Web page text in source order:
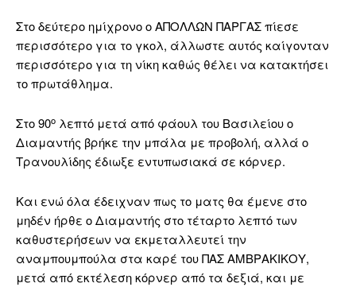
Στο δεύτερο ημίχρονο ο ΑΠΟΛΛΩΝ ΠΑΡΓΑΣ πίεσε
περισσότερο για το γκολ, άλλωστε αυτός καίγονταν
περισσότερο για τη νίκη καθώς θέλει να κατακτήσει
το πρωτάθλημα.
Στο 90ο λεπτό μετά από φάουλ του Βασιλείου ο
Διαμαντής βρήκε την μπάλα με προβολή, αλλά ο
Τρανουλίδης έδιωξε εντυπωσιακά σε κόρνερ.
Και ενώ όλα έδειχναν πως το ματς θα έμενε στο
μηδέν ήρθε ο Διαμαντής στο τέταρτο λεπτό των
καθυστερήσεων να εκμεταλλευτεί την
αναμπουμπούλα στα καρέ του ΠΑΣ ΑΜΒΡΑΚΙΚΟΥ,
μετά από εκτέλεση κόρνερ από τα δεξιά, και με